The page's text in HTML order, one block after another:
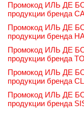
Промокод ИЛЬ ДЕ
продукции бренда
Промокод ИЛЬ ДЕ
продукции бренда
Промокод ИЛЬ ДЕ
продукции бренда
Промокод ИЛЬ ДЕ
продукции бренда
Промокод ИЛЬ ДЕ
продукции бренда